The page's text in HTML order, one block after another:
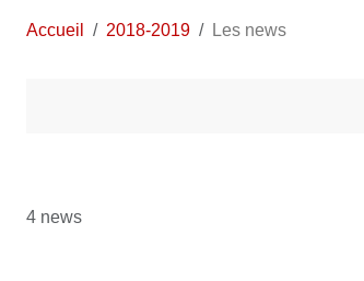
Accueil 2018-2019 Les news
4 news